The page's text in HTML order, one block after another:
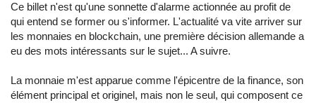
Ce billet n'est qu'une sonnette d'alarme actionnée au profit de
qui entend se former ou s'informer. L'actualité va vite arriver sur
les monnaies en blockchain, une première décision allemande a
eu des mots intéressants sur le sujet... A suivre.
La monnaie m'est apparue comme l'épicentre de la finance, son
élément principal et originel, mais non le seul, qui composent ce